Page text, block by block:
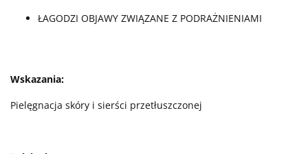
ŁAGODZI OBJAWY ZWIĄZANE Z PODRAŻNIENIAMI
Wskazania:
Pielęgnacja skóry i sierści przetłuszczonej